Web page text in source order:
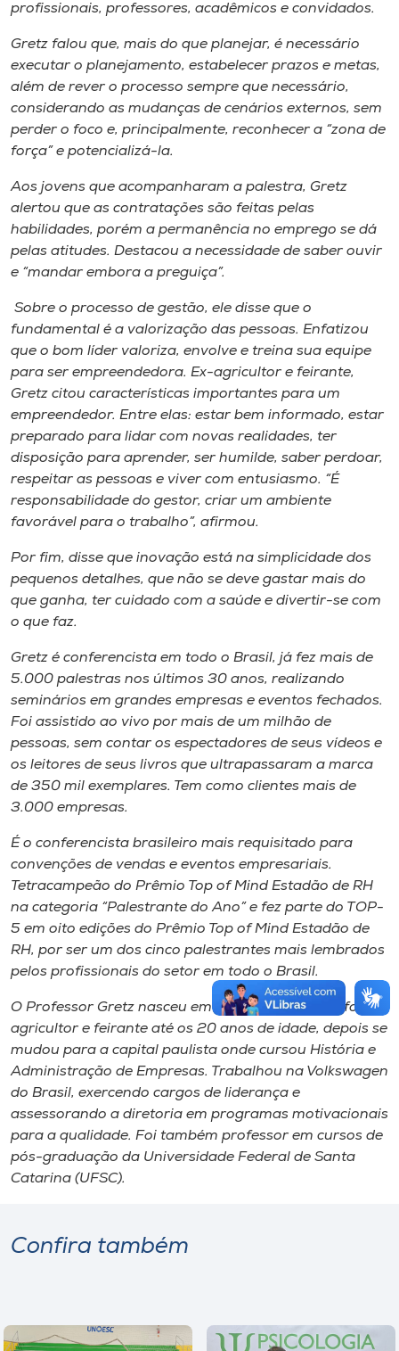
A+
profissionais, professores, acadêmicos e convidados.
Gretz falou que, mais do que planejar, é necessário
executar o planejamento, estabelecer prazos e metas,
além de rever o processo sempre que necessário,
considerando as mudanças de cenários externos, sem
perder o foco e, principalmente, reconhecer a “zona de
força” e potencializá-la.
Aos jovens que acompanharam a palestra, Gretz
alertou que as contratações são feitas pelas
habilidades, porém a permanência no emprego se dá
pelas atitudes. Destacou a necessidade de saber ouvir
e “mandar embora a preguiça”.
Sobre o processo de gestão, ele disse que o
fundamental é a valorização das pessoas. Enfatizou
que o bom líder valoriza, envolve e treina sua equipe
para ser empreendedora. Ex-agricultor e feirante,
Gretz citou características importantes para um
empreendedor. Entre elas: estar bem informado, estar
preparado para lidar com novas realidades, ter
disposição para aprender, ser humilde, saber perdoar,
respeitar as pessoas e viver com entusiasmo. “É
responsabilidade do gestor, criar um ambiente
favorável para o trabalho”, afirmou.
Por fim, disse que inovação está na simplicidade dos
pequenos detalhes, que não se deve gastar mais do
que ganha, ter cuidado com a saúde e divertir-se com
o que faz.
Gretz é conferencista em todo o Brasil, já fez mais de
5.000 palestras nos últimos 30 anos, realizando
seminários em grandes empresas e eventos fechados.
Foi assistido ao vivo por mais de um milhão de
pessoas, sem contar os espectadores de seus vídeos e
os leitores de seus livros que ultrapassaram a marca
de 350 mil exemplares. Tem como clientes mais de
3.000 empresas.
É o conferencista brasileiro mais requisitado para
convenções de vendas e eventos empresariais.
Tetracampeão do Prêmio Top of Mind Estadão de RH
na categoria “Palestrante do Ano” e fez parte do TOP-
5 em oito edições do Prêmio Top of Mind Estadão de
RH, por ser um dos cinco palestrantes mais lembrados
pelos profissionais do setor em todo o Brasil.
O Professor Gretz nasceu em Itapeva (SP), onde foi
agricultor e feirante até os 20 anos de idade, depois se
mudou para a capital paulista onde cursou História e
Administração de Empresas. Trabalhou na Volkswagen
do Brasil, exercendo cargos de liderança e
assessorando a diretoria em programas motivacionais
para a qualidade. Foi também professor em cursos de
pós-graduação da Universidade Federal de Santa
Catarina (UFSC).
Confira também